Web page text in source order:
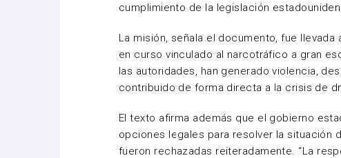
cumplimiento de la legislación
La misión, señala el documento, fue
en curso vinculado al narcotráfico a gran
las autoridades, han generado violencia,
contribuido de forma directa a la crisis de
El texto afirma además que el gobierno
opciones legales para resolver la situación
fueron rechazadas reiteradamente. “La